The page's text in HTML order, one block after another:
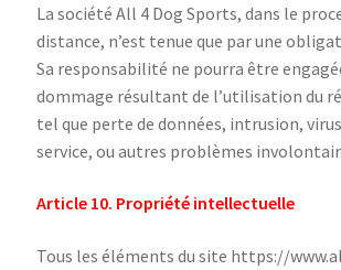
La société All 4 Dog Sports, dans le
distance, n’est tenue que par une
Sa responsabilité ne pourra être
dommage résultant de l’utilisation du
tel que perte de données, intrusion,
service, ou autres problèmes
Article 10. Propriété intellectuelle
Tous les éléments du site https://